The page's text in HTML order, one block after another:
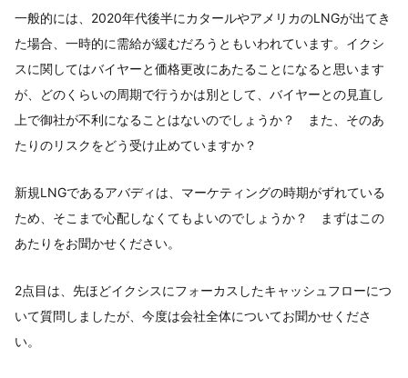
一般的には、2020年代後半にカタールやアメリカのLNGが出てき
た場合、一時的に需給が緩むだろうともいわれています。イクシ
スに関してはバイヤーと価格更改にあたることになると思います
が、どのくらいの周期で行うかは別として、バイヤーとの見直し
上で御社が不利になることはないのでしょうか？ また、そのあ
たりのリスクをどう受け止めていますか？
新規LNGであるアバディは、マーケティングの時期がずれている
ため、そこまで心配しなくてもよいのでしょうか？ まずはこの
あたりをお聞かせください。
2点目は、先ほどイクシスにフォーカスしたキャッシュフローにつ
いて質問しましたが、今度は会社全体についてお聞かせくださ
い。